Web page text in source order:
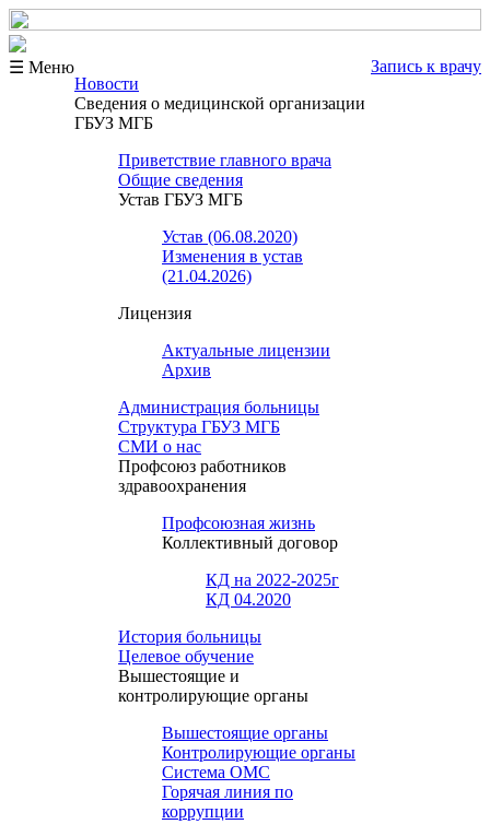
☰ Меню
Запись к врачу
Новости
Сведения о медицинской организации
ГБУЗ МГБ
Приветствие главного врача
Общие сведения
Устав ГБУЗ МГБ
Устав (06.08.2020)
Изменения в устав
(21.04.2026)
Лицензия
Актуальные лицензии
Архив
Администрация больницы
Структура ГБУЗ МГБ
СМИ о нас
Профсоюз работников
здравоохранения
Профсоюзная жизнь
Коллективный договор
КД на 2022-2025г
КД 04.2020
История больницы
Целевое обучение
Вышестоящие и
контролирующие органы
Вышестоящие органы
Контролирующие органы
Система ОМС
Горячая линия по
коррупции